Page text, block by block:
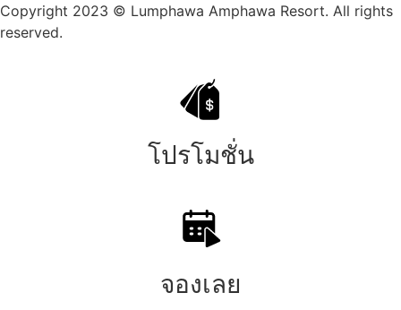
Copyright 2023 © Lumphawa Amphawa Resort. All rights
reserved.
โปรโมชั่น
จองเลย